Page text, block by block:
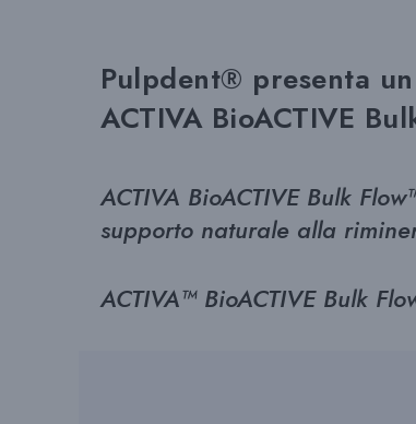
Pulpdent® presenta
ACTIVA BioACTIVE
ACTIVA BioACTIVE Bulk
supporto naturale alla
ACTIVA™ BioACTIVE Bulk